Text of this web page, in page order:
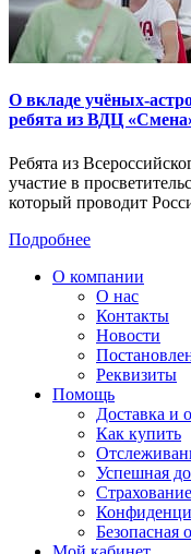
О вкладе учёных-
ребята из ВДЦ
Ребята из
участие в
который проводит
Подробнее
О компании
О нас
Контакты
Новости
Реквизиты
Помощь
Доставка и
Как купить
Успешная
Безопасная